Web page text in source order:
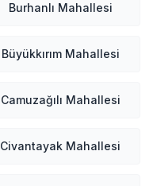
Burhanlı Mahallesi
Büyükkırım Mahallesi
Camuzağılı Mahallesi
Civantayak Mahallesi